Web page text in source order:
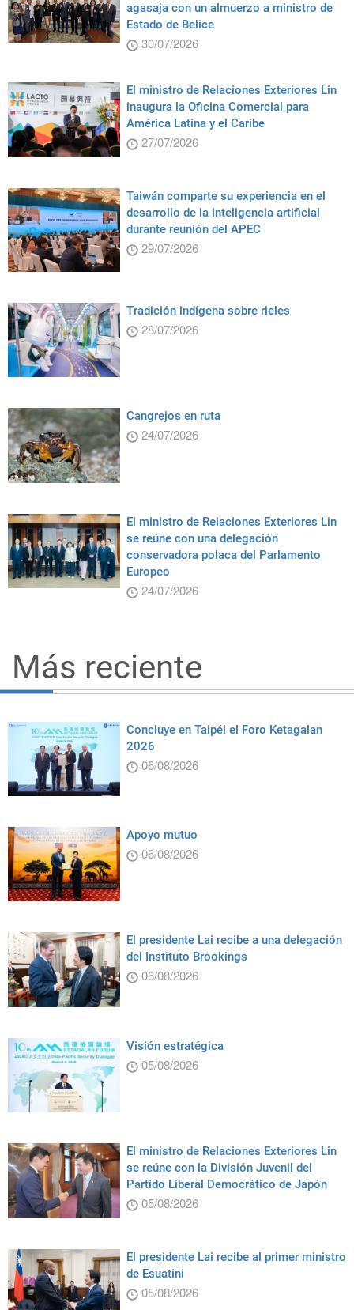
agasaja con un almuerzo a ministro de
Estado de Belice
30/07/2026
El ministro de Relaciones Exteriores Lin
inaugura la Oficina Comercial para
América Latina y el Caribe
27/07/2026
Taiwán comparte su experiencia en el
desarrollo de la inteligencia artificial
durante reunión del APEC
29/07/2026
Tradición indígena sobre rieles
28/07/2026
Cangrejos en ruta
24/07/2026
El ministro de Relaciones Exteriores Lin
se reúne con una delegación
conservadora polaca del Parlamento
Europeo
24/07/2026
Más reciente
Concluye en Taipéi el Foro Ketagalan
2026
06/08/2026
Apoyo mutuo
06/08/2026
El presidente Lai recibe a una delegación
del Instituto Brookings
06/08/2026
Visión estratégica
05/08/2026
El ministro de Relaciones Exteriores Lin
se reúne con la División Juvenil del
Partido Liberal Democrático de Japón
05/08/2026
El presidente Lai recibe al primer ministro
de Esuatini
05/08/2026